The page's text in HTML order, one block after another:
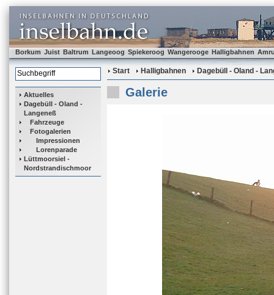
Borkum Juist Baltrum Langeoog Spiekeroog Wangerooge Halligbahnen
Aktuelles
Dagebüll - Oland -
Langeneß
Fahrzeuge
Fotogalerien
Impressionen
Lorenparade
Lüttmoorsiel -
Nordstrandischmoor
Start Halligbahnen Dagebüll - Oland -
Galerie